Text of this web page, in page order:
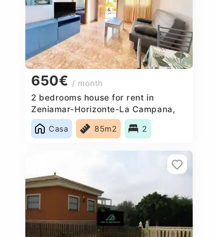
650€ / month
2 bedrooms house for rent in
Zeniamar-Horizonte-La Campana,
Spain
Casa
85m2 2